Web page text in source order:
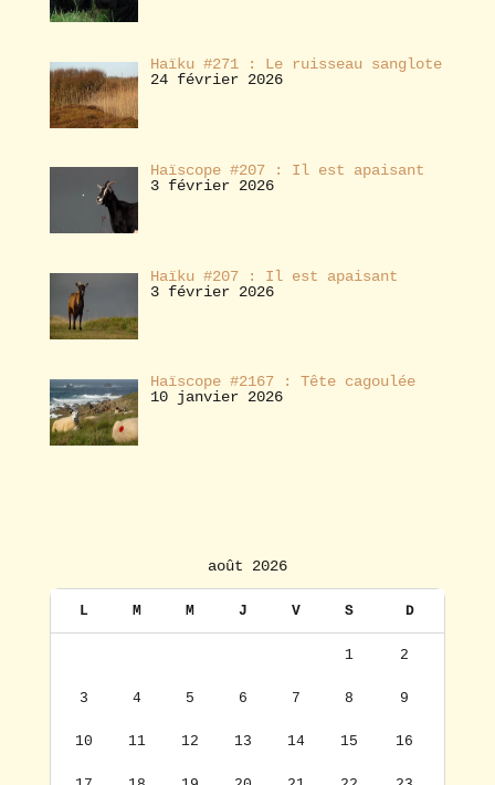
Haïku #271 : Le ruisseau sanglote
24 février 2026
Haïscope #207 : Il est apaisant
3 février 2026
Haïku #207 : Il est apaisant
3 février 2026
Haïscope #2167 : Tête cagoulée
10 janvier 2026
août 2026
L M M J V S D
1 2
3 4 5 6 7 8 9
10 11 12 13 14 15 16